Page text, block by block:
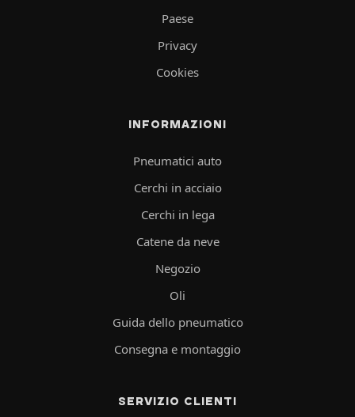
Paese
Privacy
Cookies
INFORMAZIONI
Pneumatici auto
Cerchi in acciaio
Cerchi in lega
Catene da neve
Negozio
Oli
Guida dello pneumatico
Consegna e montaggio
SERVIZIO CLIENTI